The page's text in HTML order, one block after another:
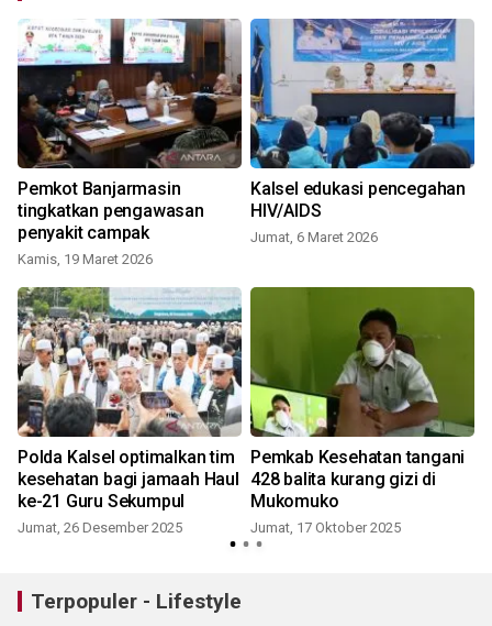
Pemkot Banjarmasin
tingkatkan pengawasan
penyakit campak
Kamis, 19 Maret 2026
Kalsel edukasi pencegahan
HIV/AIDS
Jumat, 6 Maret 2026
Polda Kalsel optimalkan tim
kesehatan bagi jamaah Haul
ke-21 Guru Sekumpul
Jumat, 26 Desember 2025
Pemkab Kesehatan tangani
428 balita kurang gizi di
Mukomuko
Jumat, 17 Oktober 2025
Terpopuler - Lifestyle